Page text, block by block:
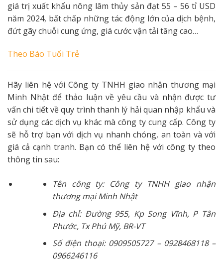
giá trị xuất khẩu nông lâm thủy sản đạt 55 – 56 tỉ USD
năm 2024, bất chấp những tác động lớn của dịch bệnh,
đứt gãy chuỗi cung ứng, giá cước vận tải tăng cao…
Theo Báo Tuổi Trẻ
Hãy liên hệ với Công ty TNHH giao nhận thương mại
Minh Nhật để thảo luận về yêu cầu và nhận được tư
vấn chi tiết về quy trình thanh lý hải quan nhập khẩu và
sử dụng các dịch vụ khác mà công ty cung cấp. Công ty
sẽ hỗ trợ bạn với dịch vụ nhanh chóng, an toàn và với
giá cả cạnh tranh. Bạn có thể liên hệ với công ty theo
thông tin sau:
Tên công ty: Công ty TNHH giao nhận
thương mại Minh Nhật
Địa chỉ: Đường 955, Kp Song Vĩnh, P Tân
Phước, Tx Phú Mỹ, BR-VT
Số điện thoại: 0909505727 – 0928468118 –
0966246116